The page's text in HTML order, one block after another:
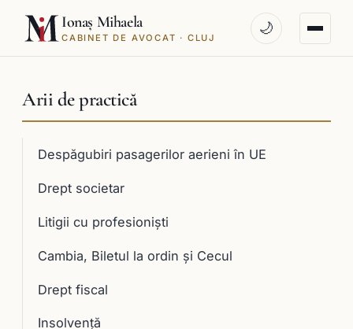
Ionaș Mihaela
CABINET DE AVOCAT · CLUJ
🌙
Arii de practică
Despăgubiri pasagerilor aerieni în UE
Drept societar
Litigii cu profesioniști
Cambia, Biletul la ordin și Cecul
Drept fiscal
Insolvență